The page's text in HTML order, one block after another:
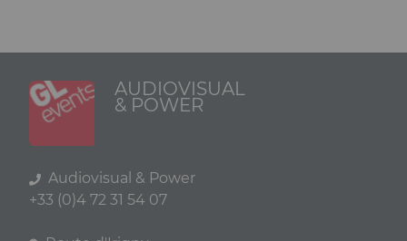
AUDIOVISUAL
& POWER
Audiovisual & Power
+33 (0)4 72 31 54 07